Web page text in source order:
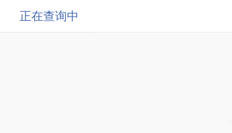
正在查询中